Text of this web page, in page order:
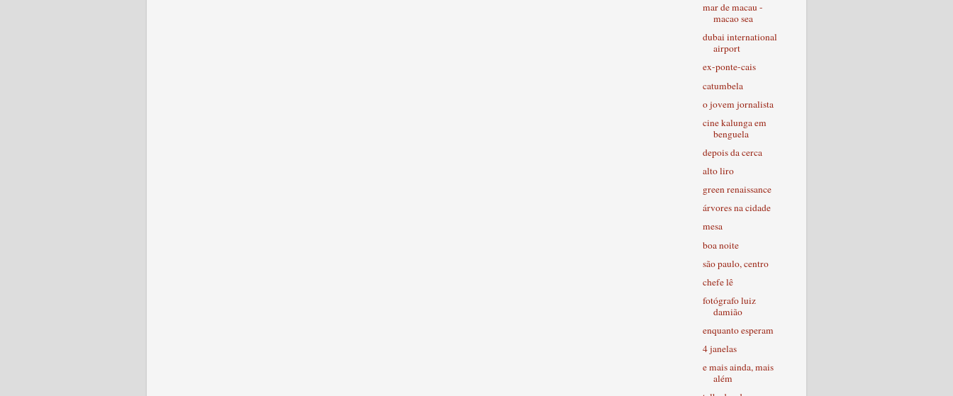
mar de macau -
macao sea
dubai international
airport
ex-ponte-cais
catumbela
o jovem jornalista
cine kalunga em
benguela
depois da cerca
alto liro
green renaissance
árvores na cidade
mesa
boa noite
são paulo, centro
chefe lê
fotógrafo luiz
damião
enquanto esperam
4 janelas
e mais ainda, mais
além